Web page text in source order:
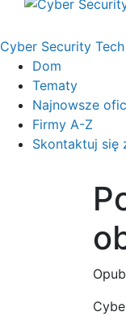
Cyber Security
Dom
Tematy
Najnowsze
Firmy A-Z
Skontaktuj się